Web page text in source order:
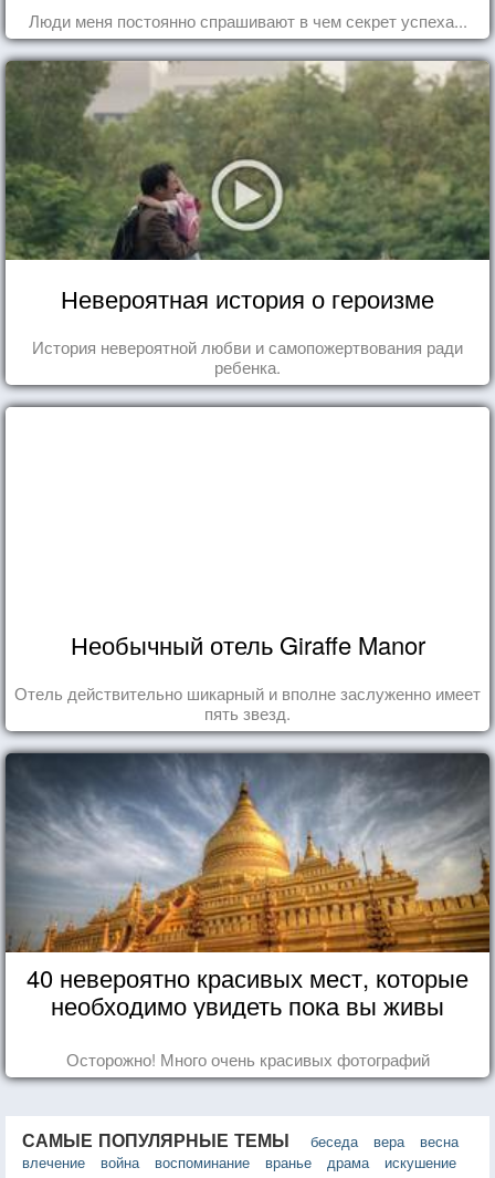
Люди меня постоянно спрашивают в чем секрет успеха...
Невероятная история о героизме
История невероятной любви и самопожертвования ради
ребенка.
Необычный отель Giraffe Manor
Отель действительно шикарный и вполне заслуженно имеет
пять звезд.
40 невероятно красивых мест, которые
необходимо увидеть пока вы живы
Осторожно! Много очень красивых фотографий
САМЫЕ ПОПУЛЯРНЫЕ ТЕМЫ беседа вера
весна
влечение
война воспоминание вранье драма
искушение